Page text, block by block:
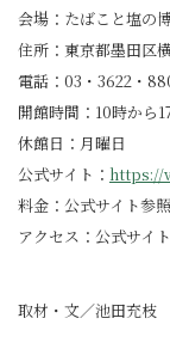
会場：たばこと塩の
住所：東京都墨田区
電話：03・3622・
開館時間：10時から
休館日：月曜日
公式サイト： https://
料金：公式サイト参照
アクセス：公式サイ
取材・文／池田充枝